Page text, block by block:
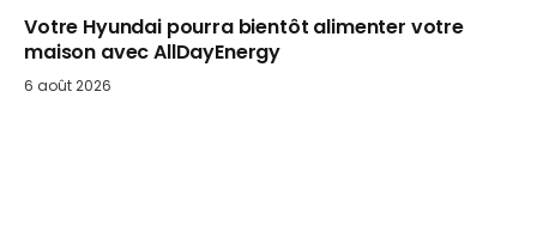
Votre Hyundai pourra bientôt alimenter votre
maison avec AllDayEnergy
6 août 2026